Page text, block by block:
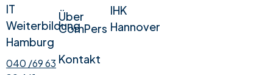
IT
Weiterbildung
Hamburg
040 /69 63
Über
ComPers
Kontakt
IHK
Hannover